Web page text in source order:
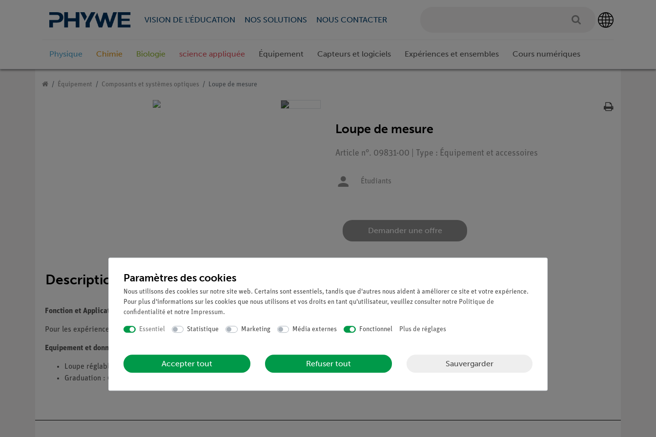
VISION DE L'ÉDUCATION NOS SOLUTIONS NOUS CONTACTER
Physique Chimie Biologie science appliquée Équipement Capteurs et logiciels Expériences et ensembles Cours numériques
Équipement Composants et systèmes optiques Loupe de mesure
Loupe de mesure
Article n°. 09831-00 | Type : Équipement et accessoires
Étudiants
Demander une offre
Description
Fonction et Applications
Pour les expériences des étudiants en optique ondulatoire. Pour la mesure des diagrammes d'interférence.
Equipement et données techniques
Loupe réglable avec un grossissement de 10× et une échelle de mesure de 1 cm.
Graduation : 0.1 mm.
Paramètres des cookies
Nous utilisons des cookies sur notre site web. Certains sont essentiels, tandis que d'autres nous aident à améliorer ce site et votre expérience.
Pour plus d'informations sur les cookies que nous utilisons et vos droits en tant qu'utilisateur, veuillez consulter notre Politique de
confidentialité et notre Impressum.
Essentiel Statistique Marketing Média externes Fonctionnel Plus de réglages
Accepter tout Refuser tout Sauvergarder